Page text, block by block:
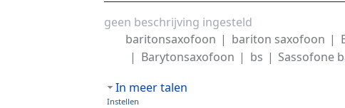
Ga naar:navigatie,zoeken
geen beschrijving ingesteld
baritonsaxofoon
bariton saxofoon
Barytonsaxofoon
bs Sassofone
In meer talen
Instellen